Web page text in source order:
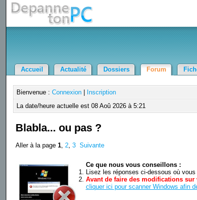
Accueil Actualité Dossiers Forum
Bienvenue : Connexion|
Inscription
La date/heure actuelle est 08 Aoû 2026 à 5:21
Blabla... ou pas ?
Aller à la page 1, 2, 3 Suivante
Ce que nous vous conseillons :
Lisez les réponses ci-dessous où
Avant de faire des modifications
cliquer ici pour scanner Windows afin